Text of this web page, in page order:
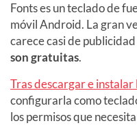
Fonts es un teclado de
móvil Android. La gran
carece casi de
son gratuitas.
Tras descargar e instalar
configurarla como
los permisos que